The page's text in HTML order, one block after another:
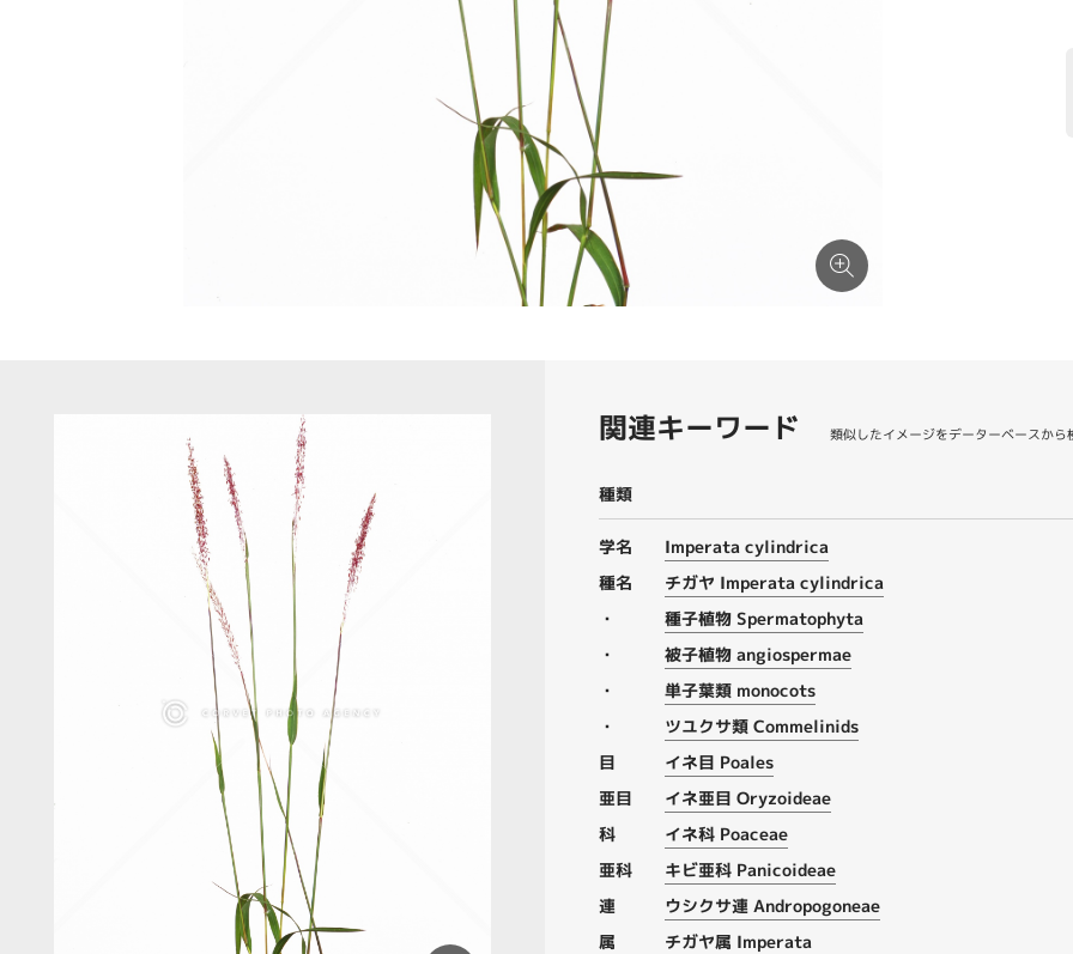
関連キーワード 類似したイメージをデーターベースから
種類
学名
Imperata cylindrica
種名
チガヤ Imperata cylindrica
・
種子植物 Spermatophyta
・
被子植物 angiospermae
・
単子葉類 monocots
・
ツユクサ類 Commelinids
目
イネ目 Poales
亜目
イネ亜目 Oryzoideae
科
イネ科 Poaceae
亜科
キビ亜科 Panicoideae
連
ウシクサ連 Andropogoneae
属
チガヤ属 Imperata